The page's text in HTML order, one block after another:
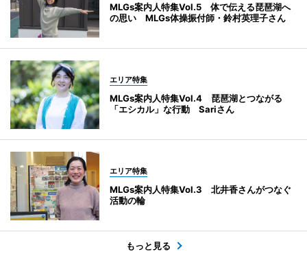
MLGs案内人特集Vol.5 体で伝える琵琶湖へ
の思い MLGs体操振付師・鈴村英理子さん
エリア特集
MLGs案内人特集Vol.4 琵琶湖とつながる
「エシカル」な行動 Sariさん
エリア特集
MLGs案内人特集Vol.3 北井香さんがつなぐ
活動の輪
もっと見る